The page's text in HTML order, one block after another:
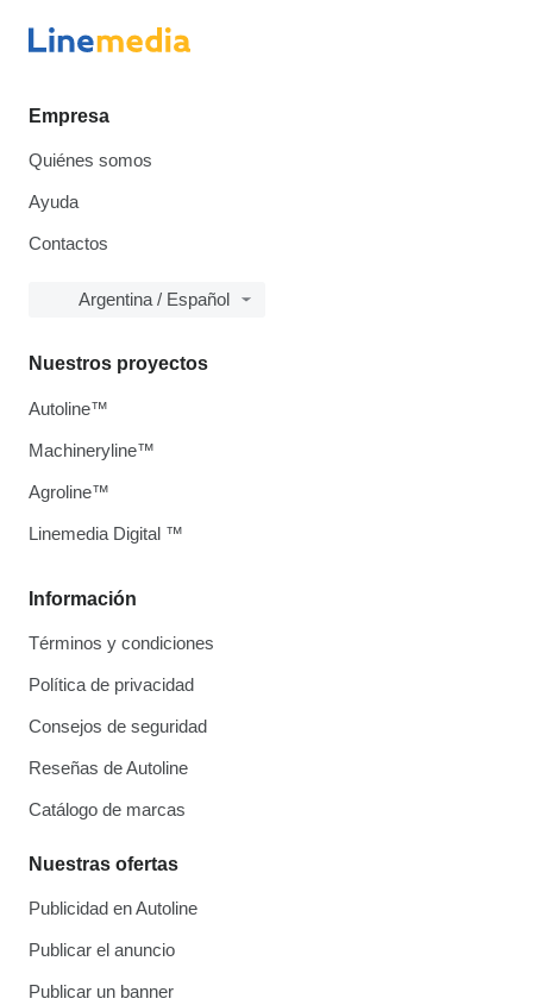
Empresa
Quiénes somos
Ayuda
Contactos
Argentina / Español
Información
Términos y condiciones
Política de privacidad
Consejos de seguridad
Reseñas de Autoline
Catálogo de marcas
Nuestras ofertas
Publicidad en Autoline
Publicar el anuncio
Publicar un banner
Nuestros proyectos
Autoline™
Machineryline™
Agroline™
Linemedia Digital ™